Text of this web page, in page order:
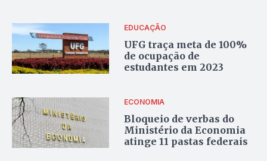
EDUCAÇÃO
UFG traça meta de 100%
de ocupação de
estudantes em 2023
ECONOMIA
Bloqueio de verbas do
Ministério da Economia
atinge 11 pastas federais